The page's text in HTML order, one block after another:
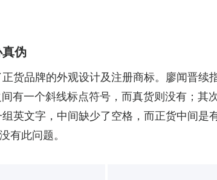
伪
货品牌的外观设计及注册商标。廖闻晋续
有一个斜线标点符号，而真货则没有；
英文字，中间缺少了空格，而正货中间是
有此问题。